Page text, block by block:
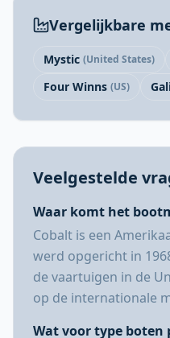
Vergelijkbare
Mystic (United States)
Four Winns (US)
Veelgestelde
Waar komt het
Cobalt is een
werd opgericht in
de vaartuigen in de
op de internationale
Wat voor type boten